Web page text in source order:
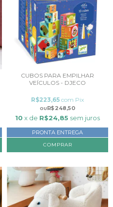
CUBOS PARA EMPILHAR
VEÍCULOS - DJECO
R$248,50
R$223,65 com Pix
10 x de R$24,85 sem juros
PRONTA ENTREGA